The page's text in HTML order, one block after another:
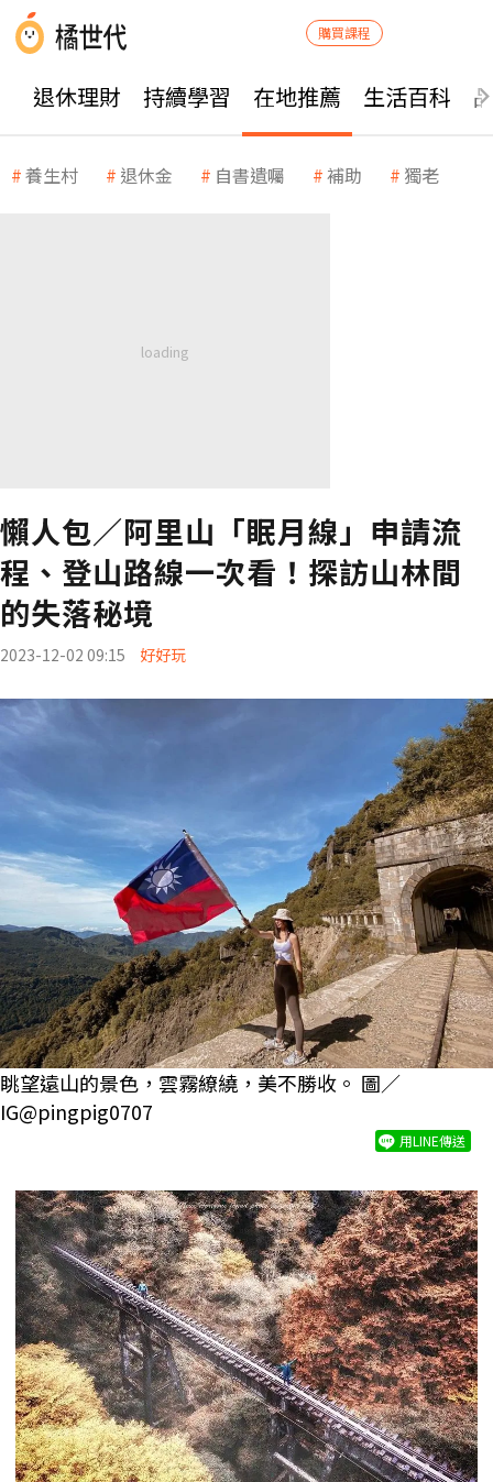
購買課程
退休理財 持續學習 在地推薦 生活百科
養生村 退休金 自書遺囑 補助 獨老
懶人包／阿里山「眠月線」申請流
程、登山路線一次看！探訪山林間
的失落秘境
2023-12-02 09:15 好好玩
眺望遠山的景色，雲霧繚繞，美不勝收。 圖／
IG@pingpig0707
用LINE傳送